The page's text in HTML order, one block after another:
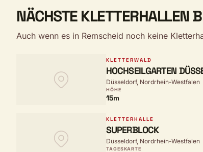
NÄCHSTE KLETTERHALLEN
Auch wenn es in Remscheid noch keine
KLETTERWALD
HOCHSEILGARTEN
Düsseldorf, Nordrhein-Westfalen
HÖHE
15m
KLETTERHALLE
SUPERBLOCK
Düsseldorf, Nordrhein-Westfalen
TAGESKARTE